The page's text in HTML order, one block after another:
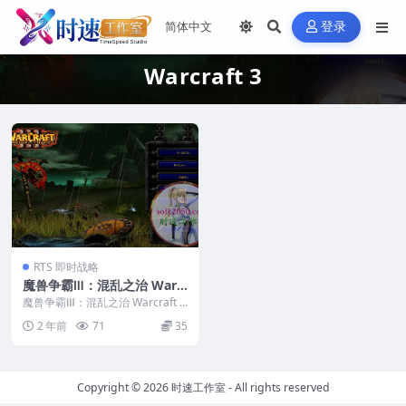
登录
Warcraft 3
RTS 即时战略
魔兽争霸Ⅲ：混乱之治 Warc
raft 3 MAC游戏 苹果电脑游
戏 适配系统13 14 15
魔兽争霸Ⅲ：混乱之治 Warcraft 3
MAC游戏 苹果电脑游戏 适配系统
1... 2 年前 71 35
Copyright © 2026时速工作室- All rights reserved